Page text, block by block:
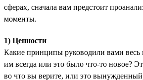
сферах, сначала вам предстоит
моменты.
1) Ценности
Какие принципы руководили вами весь
им всегда или это было что-то новое?
во что вы верите, или это